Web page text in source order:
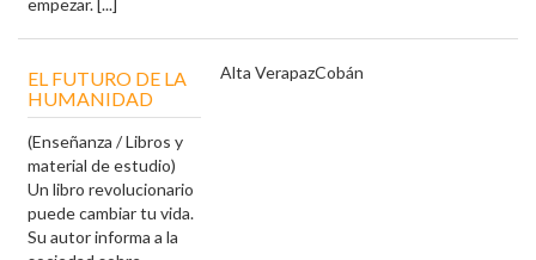
empezar. [...]
EL FUTURO DE LA
HUMANIDAD
(Enseñanza / Libros y
material de estudio)
Un libro revolucionario
puede cambiar tu vida.
Su autor informa a la
Alta VerapazCobán